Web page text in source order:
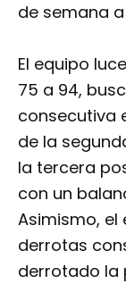
de semana
El equipo
75 a 94,
consecutiva
de la
la tercera
con un
Asimismo,
derrotas
derrotado la